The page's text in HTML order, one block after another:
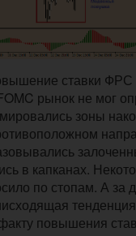
ставки ФРС
рынок не мог
зоны
в капканах.
по стопам. А за
повышения